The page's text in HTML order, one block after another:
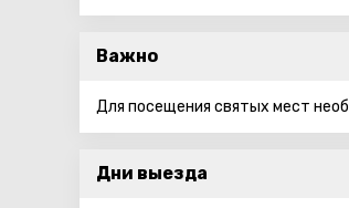
Важно
Для посещения святых мест
Дни выезда